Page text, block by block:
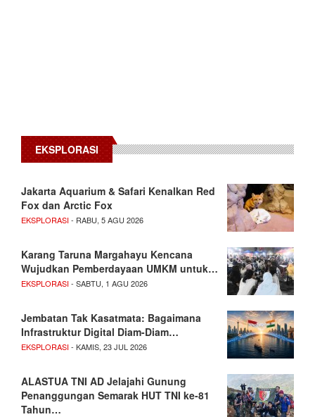
EKSPLORASI
Jakarta Aquarium & Safari Kenalkan Red
Fox dan Arctic Fox
EKSPLORASI- RABU, 5 AGU 2026
Karang Taruna Margahayu Kencana
Wujudkan Pemberdayaan UMKM untuk…
EKSPLORASI- SABTU, 1 AGU 2026
Jembatan Tak Kasatmata: Bagaimana
Infrastruktur Digital Diam-Diam…
EKSPLORASI- KAMIS, 23 JUL 2026
ALASTUA TNI AD Jelajahi Gunung
Penanggungan Semarak HUT TNI ke-81
Tahun…